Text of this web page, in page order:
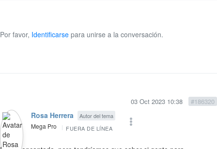
Por favor, Identificarse para unirse a la conversación.
03 Oct 2023 10:38 #186320
Rosa Herrera Autor del tema
Mega Pro FUERA DE LÍNEA